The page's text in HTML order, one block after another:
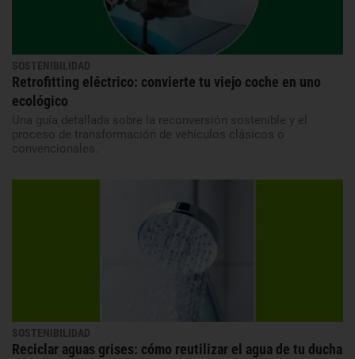
SOSTENIBILIDAD
Retrofitting eléctrico: convierte tu viejo coche en uno
ecológico
Una guía detallada sobre la reconversión sostenible y el
proceso de transformación de vehículos clásicos o
convencionales.
SOSTENIBILIDAD
Reciclar aguas grises: cómo reutilizar el agua de tu ducha